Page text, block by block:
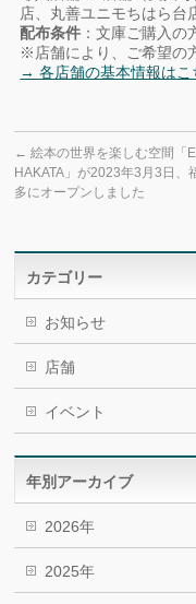
店、丸善ユニモちはら台
配布条件 ：文庫ご購入の
※店舗により、ご希望の
→ 各店舗の基本情報はこ
← 絵本の世界を楽しむ空間「
HAKATA」が2023年3月3日、
多にオープンしました
カテゴリー
お知らせ
店舗
イベント
年別アーカイブ
2026年
2025年